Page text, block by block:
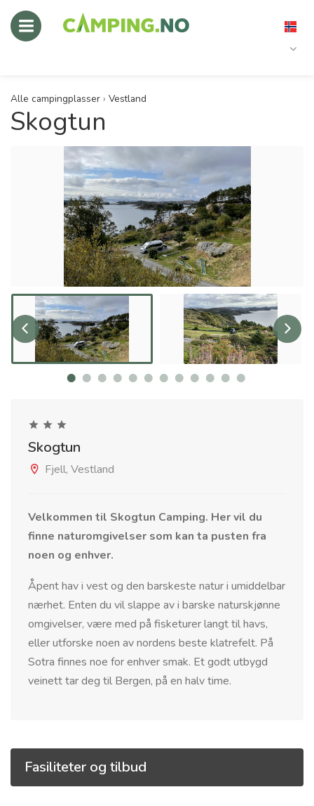
Alle campingplasser › Vestland
Skogtun
Skogtun
Fjell, Vestland
Velkommen til Skogtun Camping. Her vil du
finne naturomgivelser som kan ta pusten fra
noen og enhver.
Åpent hav i vest og den barskeste natur i umiddelbar
nærhet. Enten du vil slappe av i barske naturskjønne
omgivelser, være med på fisketurer langt til havs,
eller utforske noen av nordens beste klatrefelt. På
Sotra finnes noe for enhver smak. Et godt utbygd
veinett tar deg til Bergen, på en halv time.
Fasiliteter og tilbud